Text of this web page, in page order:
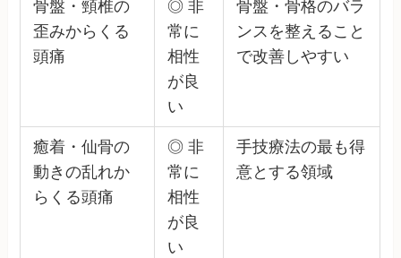
骨盤・頸椎の
歪みからくる
頭痛
◎ 非
常に
相性
が良
い
骨盤・骨格のバラ
ンスを整えること
で改善しやすい
癒着・仙骨の
動きの乱れか
らくる頭痛
◎ 非
常に
相性
が良
い
手技療法の最も得
意とする領域